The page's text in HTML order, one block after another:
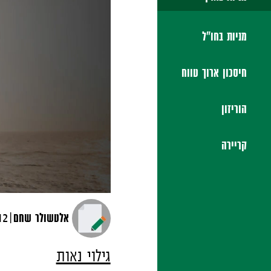
מניות בחו"ל
חיסכון ארוך טווח
הוריזון
קריירה
אלטשולר שחם|
12
גילוי נאות